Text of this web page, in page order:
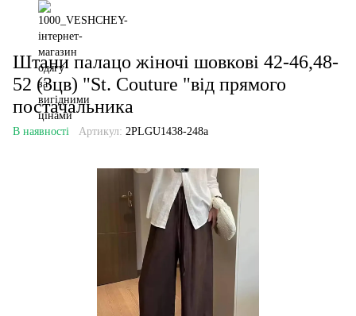
Штани палацо жіночі шовкові 42-46,48-
52 (3цв) "St. Couture "від прямого
постачальника
В наявності Артикул: 2PLGU1438-248a